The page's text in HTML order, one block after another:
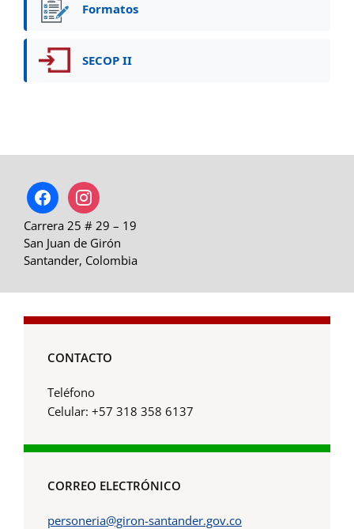
Formatos
SECOP II
facebookinstagram
Carrera 25 # 29 – 19
San Juan de Girón
Santander, Colombia
CONTACTO
Teléfono
Celular: +57 318 358 6137
CORREO ELECTRÓNICO
personeria@giron-santander.gov.co